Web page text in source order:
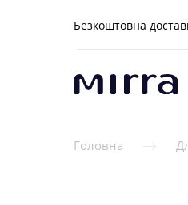
Безкоштовна
Головна